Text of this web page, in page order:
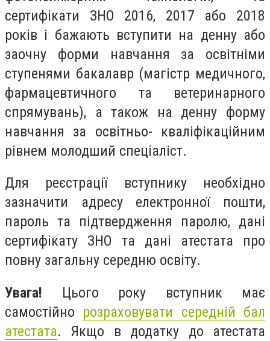
сертифікати ЗНО 2016, 2017 або 2018
років і бажають вступити на денну або
заочну форми навчання за освітніми
ступенями бакалавр (магістр медичного,
фармацевтичного та ветеринарного
спрямувань), а також на денну форму
навчання за освітньо- кваліфікаційним
рівнем молодший спеціаліст.
Для реєстрації вступнику необхідно
зазначити адресу електронної пошти,
пароль та підтвердження паролю, дані
сертифікату ЗНО та дані атестата про
повну загальну середню освіту.
Увага! Цього року вступник має
самостійно розраховувати середній бал
атестата. Якщо в додатку до атестата